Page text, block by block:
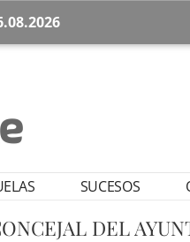
SUCESOS
DEL